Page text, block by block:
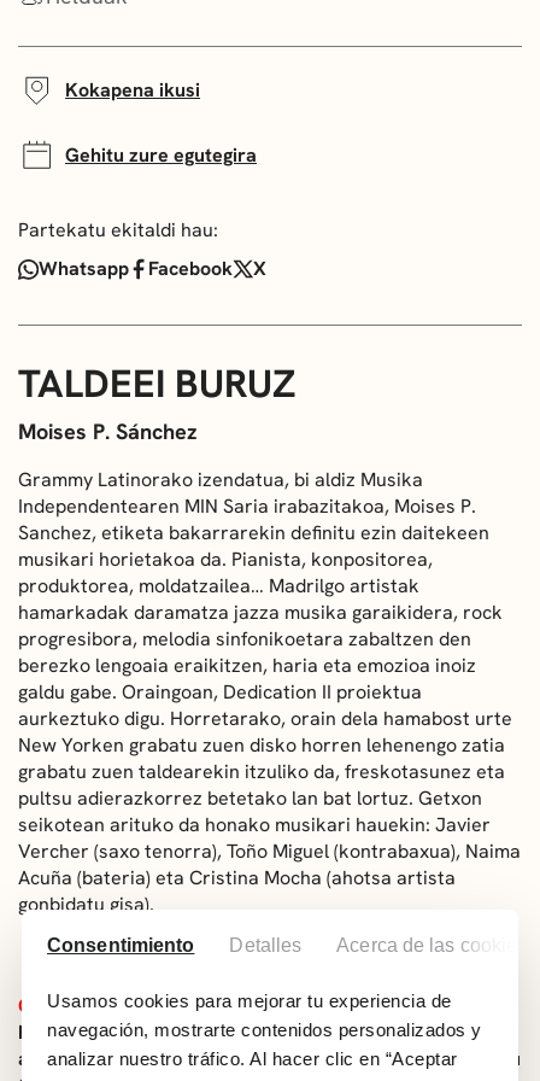
Consentimiento Detalles Acerca de las cookies
Usamos cookies para mejorar tu experiencia de
navegación, mostrarte contenidos personalizados y
analizar nuestro tráfico. Al hacer clic en “Aceptar
Kokapena ikusi
Gehitu zure egutegira
Partekatu ekitaldi hau:
Whatsapp
Facebook X
TALDEEI BURUZ
Moises P. Sánchez
Grammy Latinorako izendatua, bi aldiz Musika
Independentearen MIN Saria irabazitakoa, Moises P.
Sanchez, etiketa bakarrarekin definitu ezin daitekeen
musikari horietakoa da. Pianista, konpositorea,
produktorea, moldatzailea… Madrilgo artistak
hamarkadak daramatza jazza musika garaikidera, rock
progresibora, melodia sinfonikoetara zabaltzen den
berezko lengoaia eraikitzen, haria eta emozioa inoiz
galdu gabe. Oraingoan, Dedication II proiektua
aurkeztuko digu. Horretarako, orain dela hamabost urte
New Yorken grabatu zuen disko horren lehenengo zatia
grabatu zuen taldearekin itzuliko da, freskotasunez eta
pultsu adierazkorrez betetako lan bat lortuz. Getxon
seikotean arituko da honako musikari hauekin: Javier
Vercher (saxo tenorra), Toño Miguel (kontrabaxua), Naima
Acuña (bateria) eta Cristina Mocha (ahotsa artista
gonbidatu gisa).
OHARRA:Taldeen Lehiaketako taldeen emanaldien
hurrenkera aldatu egin da eta ez da izango Muxikebarri
aldizkarian iragarri dena, honako hau baizik: Saul Andreu